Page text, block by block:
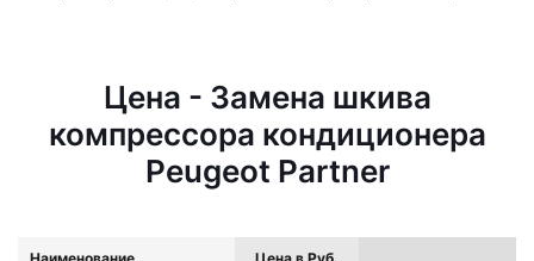
Цена - Замена шкива
компрессора кондиционера
Peugeot Partner